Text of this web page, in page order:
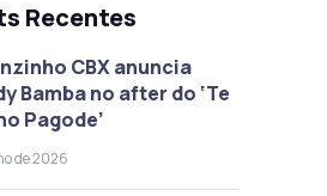
Recentes
CBX anuncia
Bamba no after do ‘Te
Pagode’
de 2026